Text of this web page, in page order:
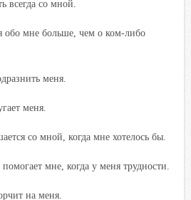
всегда со мной.
обо мне больше, чем о ком-либо
меня.
меня.
со мной, когда мне хотелось бы.
мне, когда у меня трудности.
на меня.